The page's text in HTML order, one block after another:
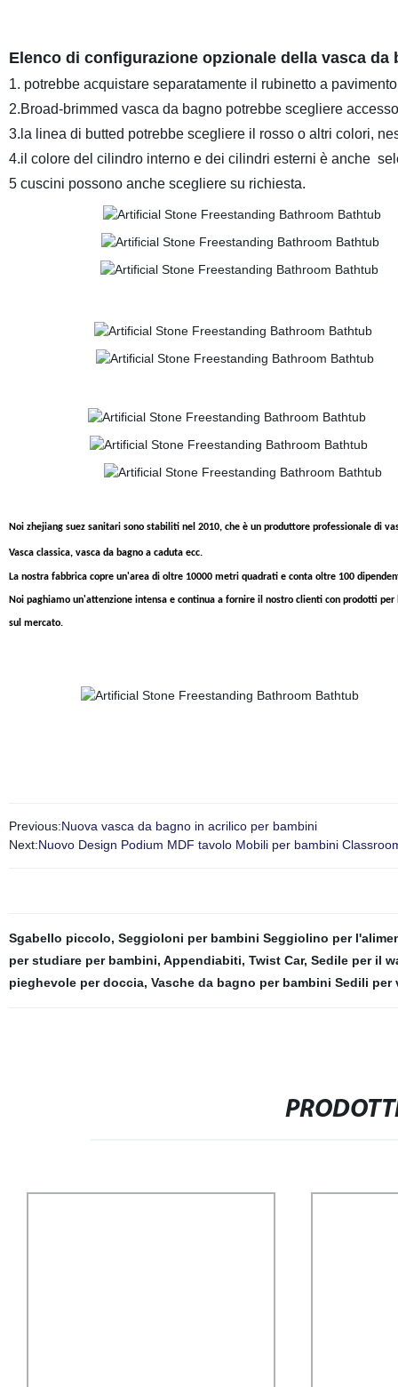
Elenco di configurazione opzionale della vasca da
1. potrebbe acquistare separatamente il rubinetto a
2.Broad-brimmed vasca da bagno potrebbe scegliere
3.la linea di butted potrebbe scegliere il rosso o altri colori,
4.il colore del cilindro interno e dei cilindri esterni è anche
5 cuscini possono anche scegliere su richiesta.
Noi zhejiang suez sanitari sono stabiliti nel 2010, che è un produttore professionale di
Vasca classica, vasca da bagno a caduta ecc.
La nostra fabbrica copre un'area di oltre 10000 metri quadrati e conta oltre 100
Noi paghiamo un'attenzione intensa e continua a fornire il nostro clienti con prodotti
sul mercato.
Previous:Nuova vasca da bagno in acrilico per bambini
Next:Nuovo Design Podium MDF tavolo Mobili per bambini
Sgabello piccolo, Seggioloni per bambini Seggiolino per
per studiare per bambini, Appendiabiti, Twist Car, Sedile per il
pieghevole per doccia, Vasche da bagno per bambini Sedili per